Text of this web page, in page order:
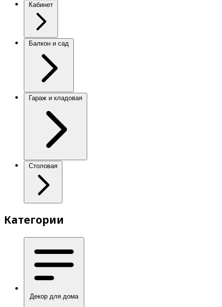
Кабинет
Балкон и сад
Гараж и кладовая
Столовая
Категории
Декор для дома